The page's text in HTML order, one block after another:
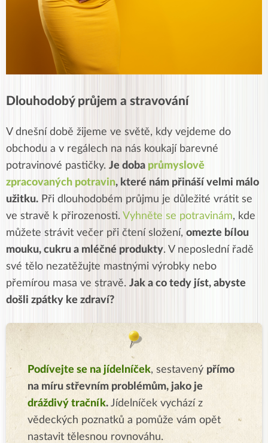
Dlouhodobý průjem a stravování
V dnešní době žijeme ve světě, kdy vejdeme do
obchodu a v regálech na nás koukají barevné
potravinové pastičky. Je doba průmyslově
zpracovaných potravin, které nám přináší velmi málo
užitku. Při dlouhodobém průjmu je důležité vrátit se
ve stravě k přirozenosti. Vyhněte se potravinám, kde
můžete strávit večer při čtení složení, omezte bílou
mouku, cukru a mléčné produkty. V neposlední řadě
své tělo nezatěžujte mastnými výrobky nebo
přemírou masa ve stravě. Jak a co tedy jíst, abyste
došli zpátky ke zdraví?
Podívejte se na jídelníček, sestavený přímo
na míru střevním problémům, jako je
dráždivý tračník. Jídelníček vychází z
vědeckých poznatků a pomůže vám opět
nastavit tělesnou rovnováhu.